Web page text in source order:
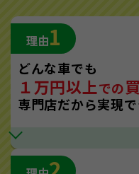
理由1
どんな車でも
１万円以上での
専門店だから実現